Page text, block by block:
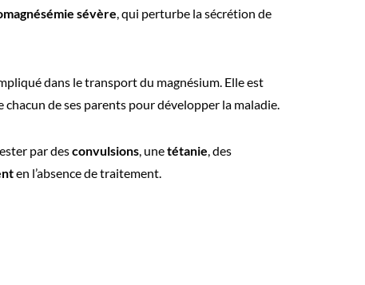
sévère, qui perturbe la sécrétion de
dans le transport du magnésium. Elle est
de ses parents pour développer la maladie.
par desconvulsions, unetétanie, des
en l’absence de traitement.